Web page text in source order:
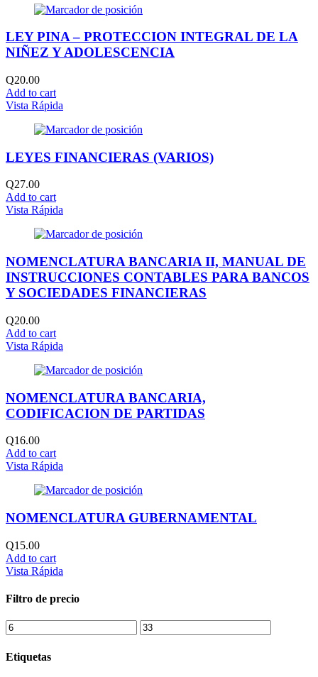
LEY PINA – PROTECCION INTEGRAL DE LA
NIÑEZ Y ADOLESCENCIA
Q20.00
Add to cart
Vista Rápida
LEYES FINANCIERAS (VARIOS)
Q27.00
Add to cart
Vista Rápida
NOMENCLATURA BANCARIA II, MANUAL DE
INSTRUCCIONES CONTABLES PARA BANCOS
Y SOCIEDADES FINANCIERAS
Q20.00
Add to cart
Vista Rápida
NOMENCLATURA BANCARIA,
CODIFICACION DE PARTIDAS
Q16.00
Add to cart
Vista Rápida
NOMENCLATURA GUBERNAMENTAL
Q15.00
Add to cart
Vista Rápida
Filtro de precio
Etiquetas